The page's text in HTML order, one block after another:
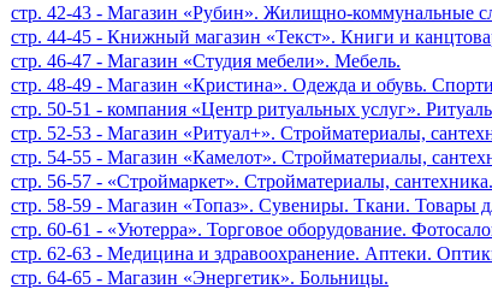
стр. 42-43 - Магазин «Рубин». Жилищно-коммунальные
стр. 44-45 - Книжный магазин «Текст». Книги и
стр. 46-47 - Магазин «Студия мебели». Мебель.
стр. 48-49 - Магазин «Кристина». Одежда и обувь.
стр. 50-51 - компания «Центр ритуальных услуг».
стр. 52-53 - Магазин «Ритуал+». Стройматериалы,
стр. 54-55 - Магазин «Камелот». Стройматериалы,
стр. 56-57 - «Строймаркет». Стройматериалы, сантехника.
стр. 58-59 - Магазин «Топаз». Сувениры. Ткани. Товары
стр. 60-61 - «Уютерра». Торговое оборудование.
стр. 62-63 - Медицина и здравоохранение. Аптеки.
стр. 64-65 - Магазин «Энергетик». Больницы.